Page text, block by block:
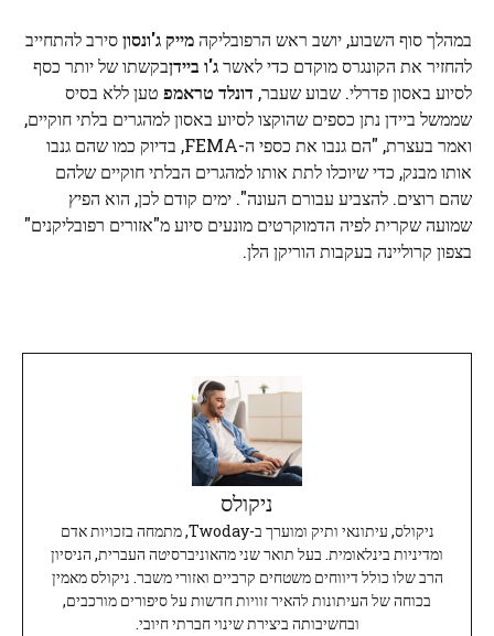
במהלך סוף השבוע, יושב ראש הרפובליקהמייק ג'ונסוןסירב להתחייב
להחזיר את הקונגרס מוקדם כדי לאשרג'ו ביידןבקשתו של יותר כסף
לסיוע באסון פדרלי. שבוע שעבר, דונלד טראמפ טען ללא בסיס
שממשל ביידן נתן כספים שהוקצו לסיוע באסון למהגרים בלתי חוקיים,
ואמר בעצרת, "הם גנבו את כספי ה-FEMA, בדיוק כמו שהם גנבו
אותו מבנק, כדי שיוכלו לתת אותו למהגרים הבלתי חוקיים שלהם
שהם רוצים. להצביע עבורם העונה". ימים קודם לכן, הוא הפיץ
שמועה שקרית לפיה הדמוקרטים מונעים סיוע מ"אזורים רפובליקנים"
בצפון קרוליינה בעקבות הוריקן הלן.
ניקולס
ניקולס, עיתונאי ותיק ומוערך ב-Twoday, מתמחה בזכויות אדם
ומדיניות בינלאומית. בעל תואר שני מהאוניברסיטה העברית, הניסיון
הרב שלו כולל דיווחים משטחים קרביים ואזורי משבר. ניקולס מאמין
בכוחה של העיתונות להאיר זוויות חדשות על סיפורים מורכבים,
ובחשיבותה ביצירת שינוי חברתי חיובי.